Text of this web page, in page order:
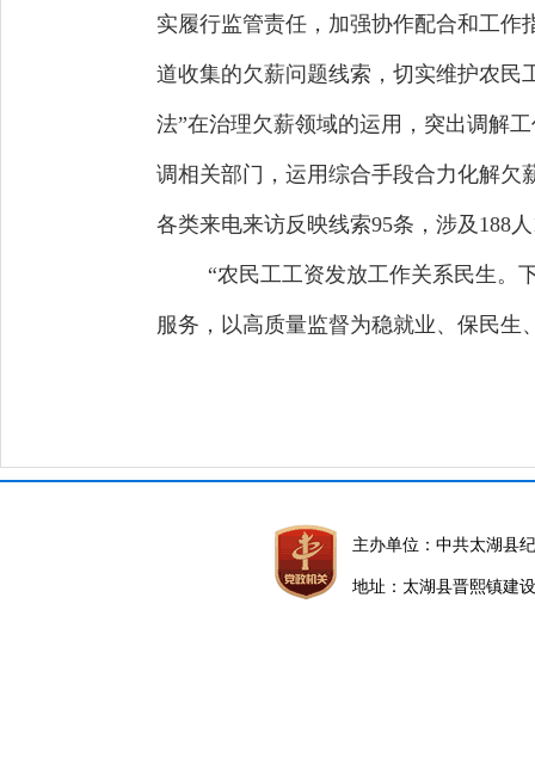
实履行监管责任，加强协作配合和工作
道收集的欠薪问题线索，切实维护农民
法”在治理欠薪领域的运用，突出调解
调相关部门，运用综合手段合力化解欠
各类来电来访反映线索95条，涉及188
“农民工工资发放工作关系民生。
服务，以高质量监督为稳就业、保民
主办单位：中共太湖县
地址：太湖县晋熙镇建